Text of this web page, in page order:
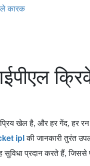
कारक
खेल है, और हर गेंद, हर रन
iplकी जानकारी तुरंत
प्रदान करते हैं,